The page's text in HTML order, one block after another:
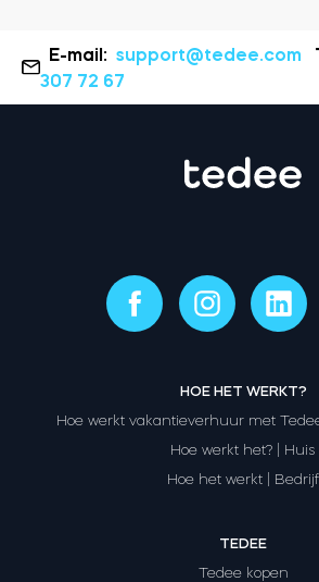
E-mail: support@tedee.com
307 72 67
HOE HET WERKT?
Hoe werkt vakantieverhuur met
Hoe werkt het? | Huis
Hoe het werkt | Bedrijf
TEDEE
Tedee kopen